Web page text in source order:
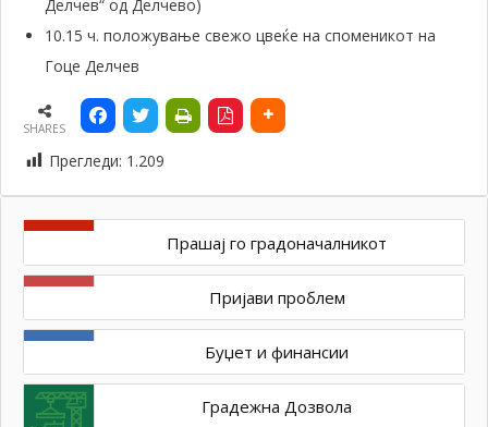
Делчев“ од Делчево)
10.15 ч. положување свежо цвеќе на споменикот на
Гоце Делчев
SHARES
Прегледи: 1.209
Прашај го градоначалникот
Пријави проблем
Буџет и финансии
Градежна Дозвола